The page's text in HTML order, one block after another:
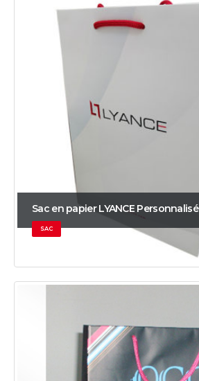
Sac en papier LYANCE Personnalisé
SAC